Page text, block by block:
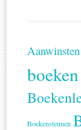
Aanwinsten
boeken
Boekensteunen